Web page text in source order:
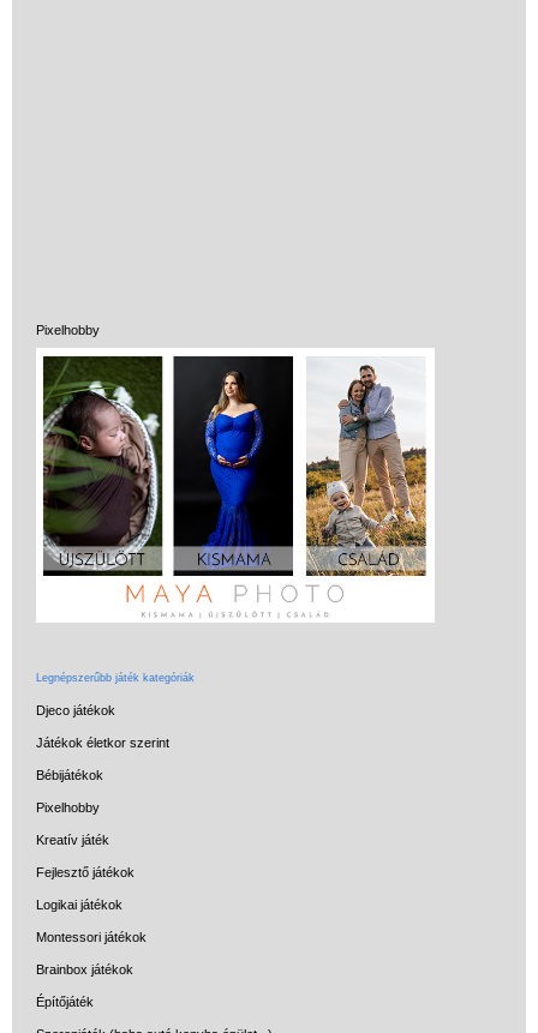
Pixelhobby
Legnépszerűbb játék kategóriák
Djeco játékok
Játékok életkor szerint
Bébijátékok
Pixelhobby
Kreatív játék
Fejlesztő játékok
Logikai játékok
Montessori játékok
Brainbox játékok
Építőjáték